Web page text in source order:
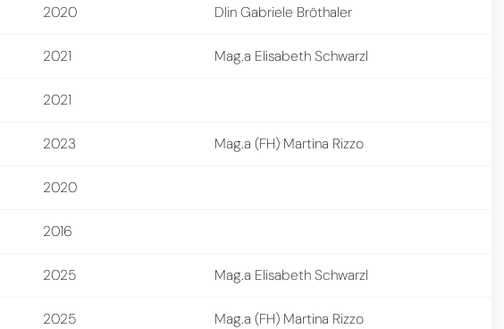
2020 DIin Gabriele Bröthaler
2021 Mag.a Elisabeth Schwarzl
2021
2023 Mag.a (FH) Martina Rizzo
2020
2016
2025 Mag.a Elisabeth Schwarzl
2025 Mag.a (FH) Martina Rizzo